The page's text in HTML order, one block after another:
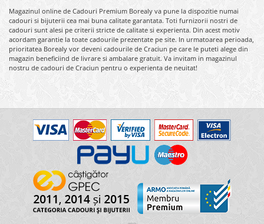
Magazinul online de Cadouri Premium Borealy va pune la dispozitie numai
cadouri si bijuterii cea mai buna calitate garantata. Toti furnizorii nostri de
cadouri sunt alesi pe criterii stricte de calitate si experienta. Din acest motiv
acordam garantie la toate cadourile prezentate pe site. In urmatoarea perioada,
prioritatea Borealy vor deveni cadourile de Craciun pe care le puteti alege din
magazin beneficiind de livrare si ambalare gratuit. Va invitam in magazinul
nostru de cadouri de Craciun pentru o experienta de neuitat!